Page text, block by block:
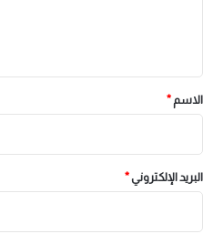
*
الاسم *
البريد الإلكتروني*